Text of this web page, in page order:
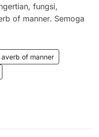
fungsi,
of manner. Semoga
of manner